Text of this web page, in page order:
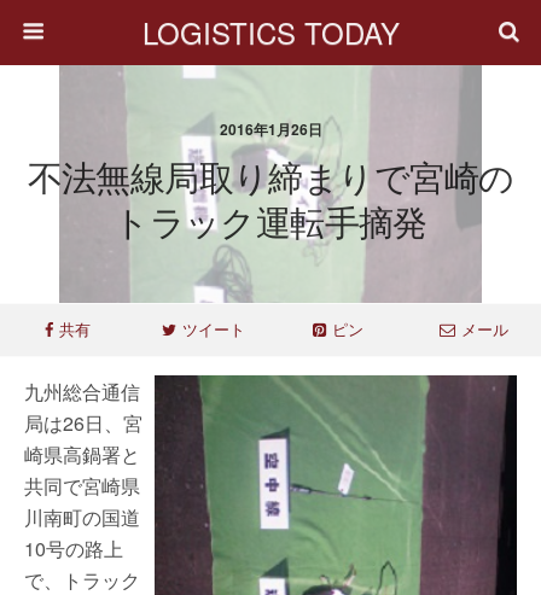
LOGISTICS TODAY
2016年1月26日
不法無線局取り締まりで宮崎の
トラック運転手摘発
共有 ツイート ピン メール
九州総合通信
局は26日、宮
崎県高鍋署と
共同で宮崎県
川南町の国道
10号の路上
で、トラック